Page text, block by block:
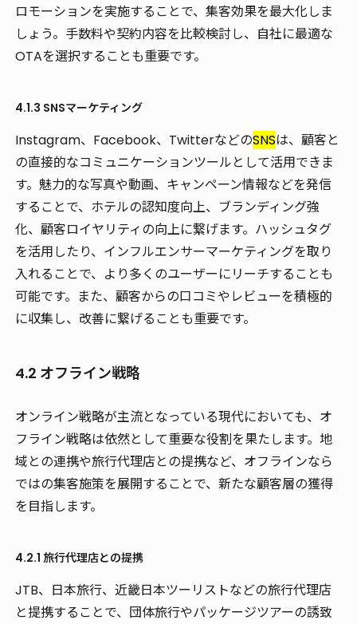
ロモーションを実施することで、集客効果を最大化しま
しょう。手数料や契約内容を比較検討し、自社に最適な
OTAを選択することも重要です。
4.1.3 SNSマーケティング
Instagram、Facebook、TwitterなどのSNSは、顧客と
の直接的なコミュニケーションツールとして活用できま
す。魅力的な写真や動画、キャンペーン情報などを発信
することで、ホテルの認知度向上、ブランディング強
化、顧客ロイヤリティの向上に繋げます。ハッシュタグ
を活用したり、インフルエンサーマーケティングを取り
入れることで、より多くのユーザーにリーチすることも
可能です。また、顧客からの口コミやレビューを積極的
に収集し、改善に繋げることも重要です。
4.2 オフライン戦略
オンライン戦略が主流となっている現代においても、オ
フライン戦略は依然として重要な役割を果たします。地
域との連携や旅行代理店との提携など、オフラインなら
ではの集客施策を展開することで、新たな顧客層の獲得
を目指します。
4.2.1 旅行代理店との提携
JTB、日本旅行、近畿日本ツーリストなどの旅行代理店
と提携することで、団体旅行やパッケージツアーの誘致